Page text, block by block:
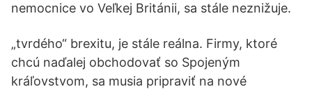
nemocnice vo Veľkej Británii, sa stále neznižuje.
„tvrdého“ brexitu, je stále reálna. Firmy, ktoré
chcú naďalej obchodovať so Spojeným
kráľovstvom, sa musia pripraviť na nové